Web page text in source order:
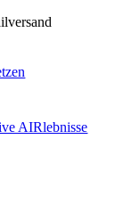
AIRlebnisse